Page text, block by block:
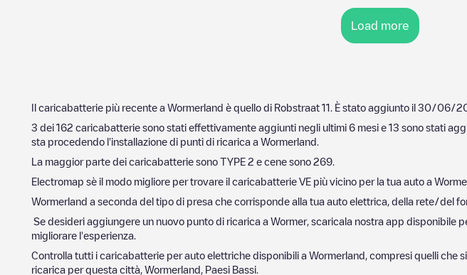
Load more
Il caricabatterie più recente a Wormerland è quello di Robstraat 11 . È stato aggiunto il 30/06/
3 dei 162 caricabatterie sono stati effettivamente aggiunti negli ultimi 6 mesi e 13 sono stati
sta procedendo l'installazione di punti di ricarica a Wormerland
La maggior parte dei caricabatterie sono TYPE 2 e cene sono 269
Electromap sè il modo migliore per trovare il caricabatterie VE più vicino per la tua auto a
Wormerland a seconda del tipo di presa che corrisponde alla tua auto elettrica, della rete/del
Se desideri aggiungere un nuovo punto di ricarica a Wormer, scaricala nostra app disponibile
migliorare l'esperienza.
Controlla tutti i caricabatterie per auto elettriche disponibili a Wormerland , compresi quelli che
ricarica per questa città, Wormerland Paesi Bassi